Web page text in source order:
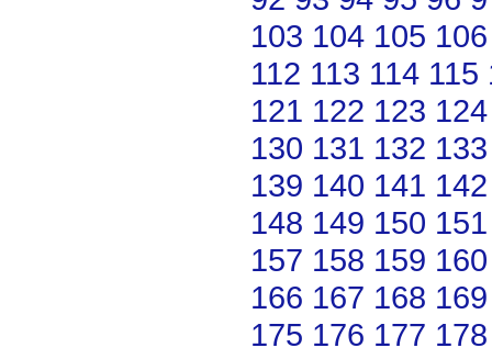
103 104 105 106
112 113 114 115
121 122 123 124
130 131 132 133
139 140 141 142
148 149 150 151
157 158 159 160
166 167 168 169
175 176 177 178